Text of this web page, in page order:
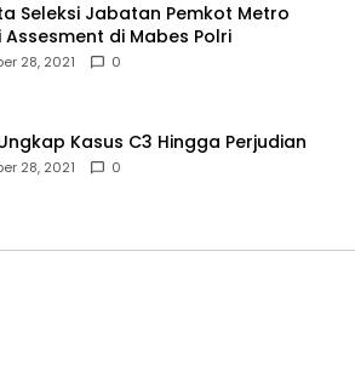
Seleksi Jabatan Pemkot Metro
Assesment di Mabes Polri
28, 2021 0
Kasus C3 Hingga Perjudian
28, 2021 0